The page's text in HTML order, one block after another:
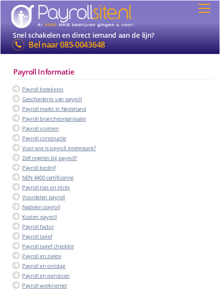
Snel schakelen en direct iemand aan de lijn?
Bel naar085-0043648
Payroll Informatie
Payroll betekenis
Geschiedenis van payroll
Payroll markt in Nederland
Payroll brancheorganisatie
Payroll vormen
Payroll constructie
Voor wie is payroll interessant?
Zelf regelen bij payroll?
Payroll bedrijf
NEN 4400 certificering
Payroll tips en tricks
Voordelen payroll
Nadelen payroll
Kosten payroll
Payroll factor
Payroll tarief
Payroll tarief checklist
Payroll en ziekte
Payroll en ontslag
Payroll en pensioen
Payroll werknemer